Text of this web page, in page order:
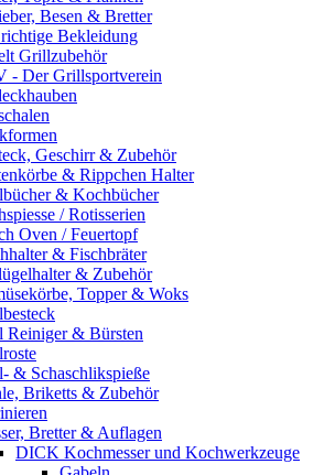
Besen & Bretter
Bekleidung
Grillzubehör
- Der Grillsportverein
Geschirr & Zubehör
& Rippchen Halter
& Kochbücher
/ Rotisserien
Oven / Feuertopf
& Fischbräter
& Zubehör
Topper & Woks
Reiniger & Bürsten
& Schaschlikspieße
Briketts & Zubehör
Bretter & Auflagen
DICK Kochmesser und Kochwerkzeuge